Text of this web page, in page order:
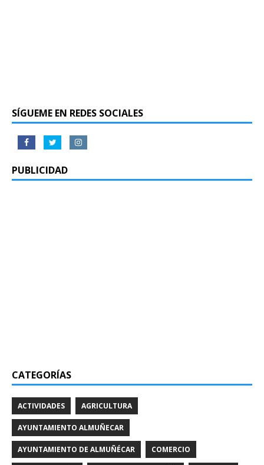
SÍGUEME EN REDES SOCIALES
PUBLICIDAD
CATEGORÍAS
ACTIVIDADES AGRICULTURA
AYUNTAMIENTO ALMUÑECAR
AYUNTAMIENTO DE ALMUÑÉCAR COMERCIO